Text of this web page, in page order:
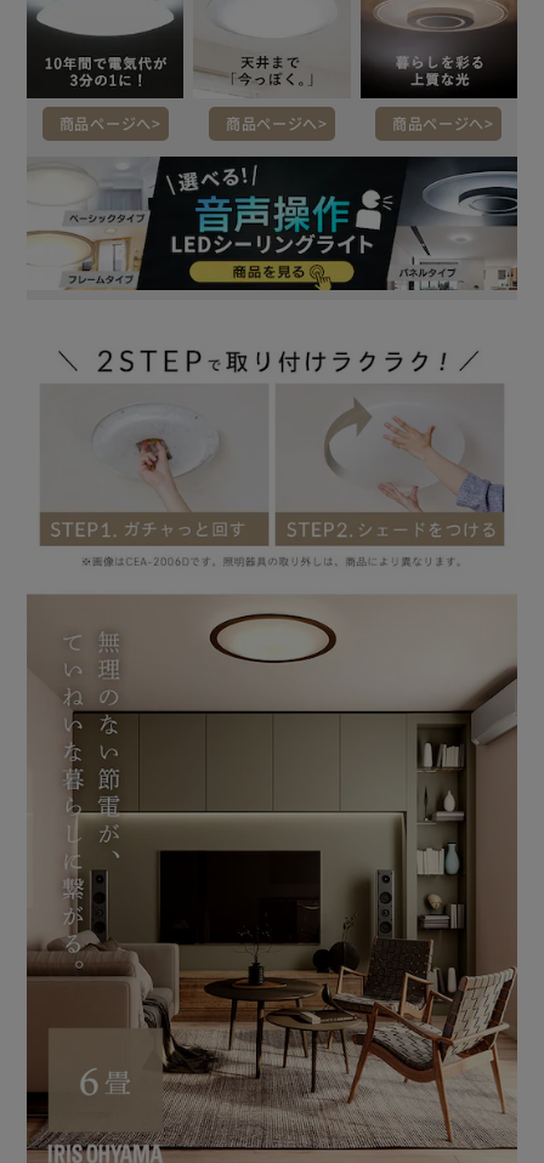
商品ページへ 商品ページへ 商品ページへ